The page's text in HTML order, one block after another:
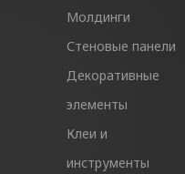
Молдинги
Стеновые панели
Декоративные
элементы
Клеи и
инструменты